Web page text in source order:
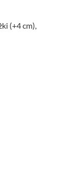
(+4 cm),